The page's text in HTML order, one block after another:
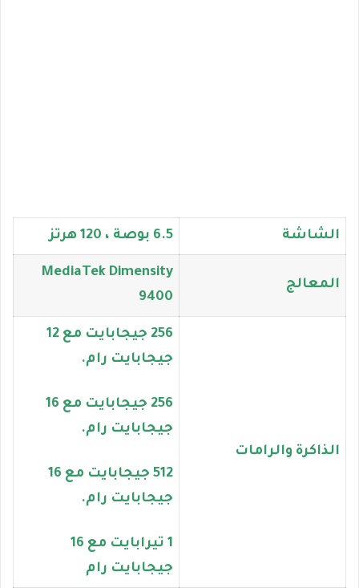
الشاشة 6.5 بوصة ، 120 هرتز
المعالج
MediaTek Dimensity
9400
الذاكرة والرامات
256 جيجابايت مع 12
جيجابايت رام.
256 جيجابايت مع 16
جيجابايت رام.
512 جيجابايت مع 16
جيجابايت رام.
1 تيرابايت مع 16
جيجابايت رام